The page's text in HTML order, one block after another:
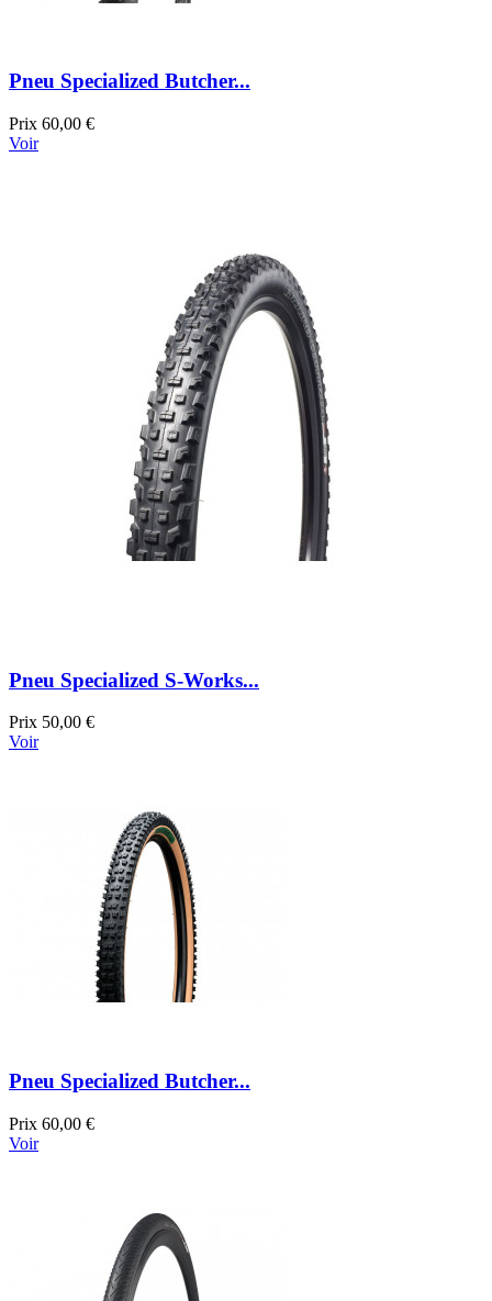
Pneu Specialized Butcher...
Prix 60,00 €
Voir
Pneu Specialized S-Works...
Prix 50,00 €
Voir
Pneu Specialized Butcher...
Prix 60,00 €
Voir